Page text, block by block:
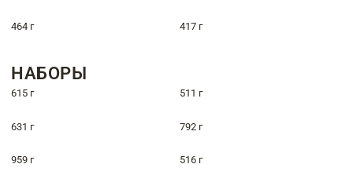
464 г 417 г
НАБОРЫ
615 г 511 г
631 г 792 г
959 г 516 г